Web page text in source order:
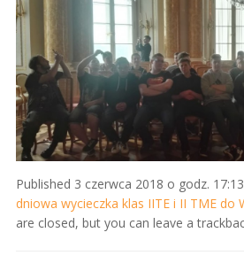
Published 3 czerwca 2018 o godz. 17:13
dniowa wycieczka klas IITE i II TME do
are closed, but you can leave a